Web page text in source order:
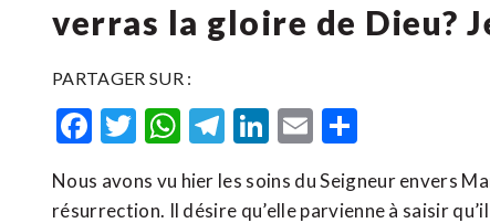
verras la gloire de Dieu?
PARTAGER SUR :
Facebook
Twitter
WhatsApp
Telegram
LinkedIn
Email
Nous avons vu hier les soins du Seigneur envers
résurrection. Il désire qu’elle parvienne à saisir